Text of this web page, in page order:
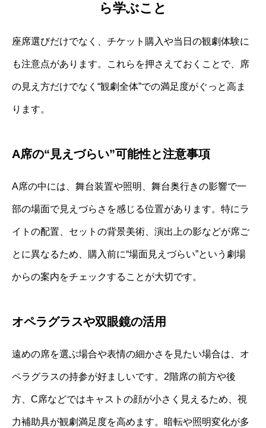
ら学ぶこと
座席選びだけでなく、チケット購入や当日の観劇体験に
も注意点があります。これらを押さえておくことで、席
の見え方だけでなく“観劇全体”での満足度がぐっと高ま
ります。
A席の“見えづらい”可能性と注意事項
A席の中には、舞台装置や照明、舞台奥行きの影響で一
部の場面で見えづらさを感じる位置があります。特にラ
イトの配置、セットの背景美術、演出上の影などが席ご
とに異なるため、購入前に“場面見えづらい”という劇場
からの案内をチェックすることが大切です。
オペラグラスや双眼鏡の活用
遠めの席を選ぶ場合や表情の細かさを見たい場合は、オ
ペラグラスの持参が好ましいです。2階席の前方や後
方、C席などではキャストの顔が小さく見えるため、視
力補助具が観劇満足度を高めます。暗転や照明変化が多